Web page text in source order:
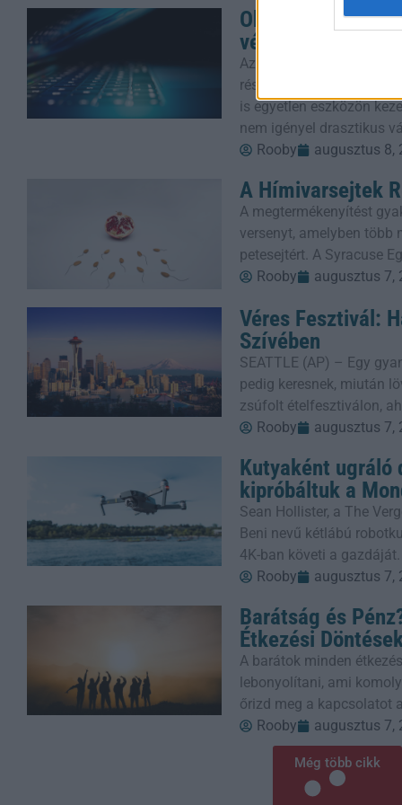
Okos telefon,
védelem a
Az okostelefonok mára
részévé váltak, hiszen
is egyetlen eszközön
nem igényel drasztikus
Rooby
augusztus 8,
A Hímivarsejtek
A megtermékenyítést
versenyt, amelyben több
petesejtért. A Syracuse
Rooby
augusztus 7,
Véres Fesztivál:
Szívében
SEATTLE (AP) – Egy
pedig keresnek, miután
zsúfolt ételfesztiválon,
Rooby
augusztus 7,
Kutyaként ugráló
kipróbáltuk a
Sean Hollister, a The
Beni nevű kétlábú
4K-ban követi a
Rooby
augusztus 7,
Barátság és
Étkezési
A barátok minden
lebonyolítani, ami
őrizd meg a kapcsolatot
Rooby
augusztus 7,
Még több cikk